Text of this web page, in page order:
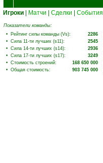
Игроки Матчи Сделки События
Показатели команды:
• Рейтинг силы команды (Vs): 2286
• Сила 11-ти лучших (s11): 2545
• Сила 14-ти лучших (s14): 2936
• Сила 17-ти лучших (s17): 3249
• Стоимость строений: 168 650 000
• Общая стоимость: 903 745 000